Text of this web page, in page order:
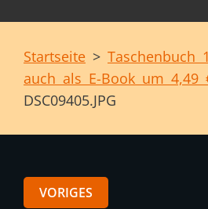
Startseite > Taschenbuch
auch als E-Book um 4,49
DSC09405.JPG
VORIGES